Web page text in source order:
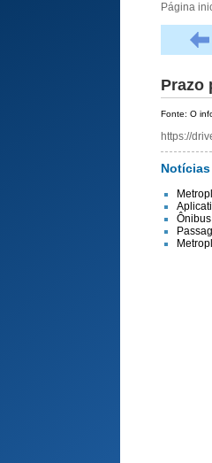
Página
Prazo
Fonte: O
https://